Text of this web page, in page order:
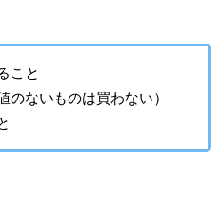
こと
のないものは買わない）